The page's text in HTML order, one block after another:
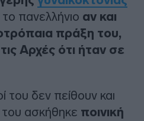
το πανελλήνιο αν και
πράξη του,
Αρχές ότι ήταν σε
του δεν πείθουν και
ασκήθηκε ποινική